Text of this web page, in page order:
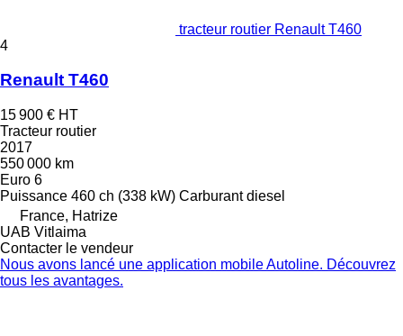
tracteur routier Renault T460
4
Renault T460
15 900 € HT
Tracteur routier
2017
550 000 km
Euro 6
Puissance 460 ch (338 kW) Carburant diesel
France, Hatrize
UAB Vitlaima
Contacter le vendeur
Nous avons lancé une application mobile Autoline. Découvrez
tous les avantages.